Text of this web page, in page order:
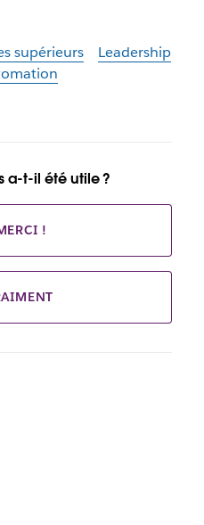
supérieurs
Leadership
a-t-il été utile ?
!